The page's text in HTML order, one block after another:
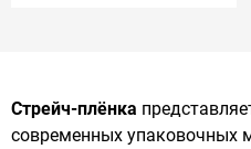
Стрейч-плёнка
современных упаковочных